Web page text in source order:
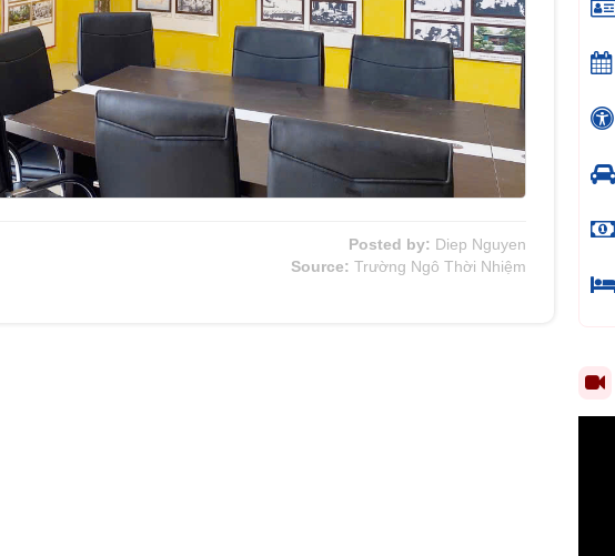
Posted by: Diep Nguyen
Source: Trường Ngô Thời Nhiệm